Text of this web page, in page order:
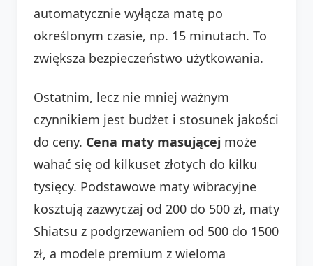
automatycznie wyłącza matę po
określonym czasie, np. 15 minutach. To
zwiększa bezpieczeństwo użytkowania.
Ostatnim, lecz nie mniej ważnym
czynnikiem jest budżet i stosunek jakości
do ceny. Cena maty masującej może
wahać się od kilkuset złotych do kilku
tysięcy. Podstawowe maty wibracyjne
kosztują zazwyczaj od 200 do 500 zł, maty
Shiatsu z podgrzewaniem od 500 do 1500
zł, a modele premium z wieloma